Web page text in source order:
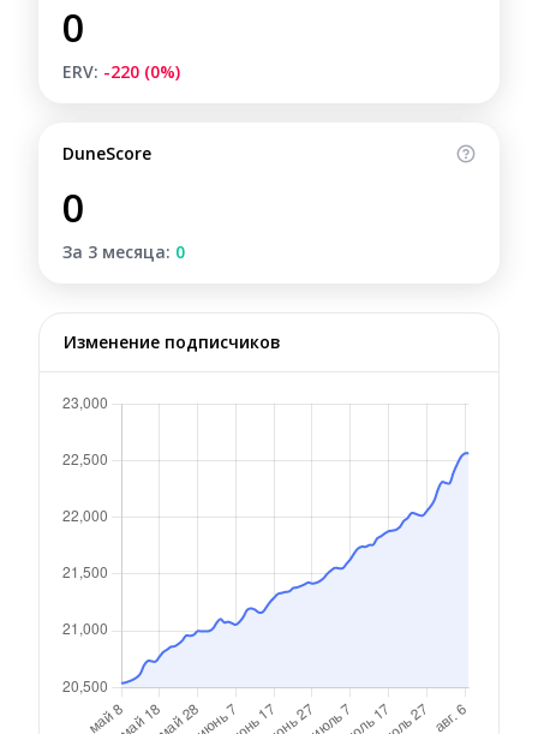
0
ERV: -220 (0%)
DuneScore
0
За 3 месяца: 0
Изменение подписчиков